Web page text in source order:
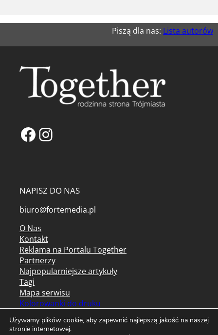
Piszą dla nas: Lista autorów
Facebook
Instagram
NAPISZ DO NAS
biuro@fortemedia.pl
O Nas
Kontakt
Reklama na Portalu Together
Partnerzy
Najpopularniejsze artykuły
Tagi
Mapa serwisu
Kolorowanki do druku
Archiwum czasopism
Regulamin serwisu
Używamy plików cookie, aby zapewnić najlepszą jakość na naszej
stronie internetowej.